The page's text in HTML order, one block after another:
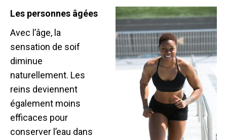
Les personnes âgées
Avec l’âge, la
sensation de soif
diminue
naturellement. Les
reins deviennent
également moins
efficaces pour
conserver l’eau dans